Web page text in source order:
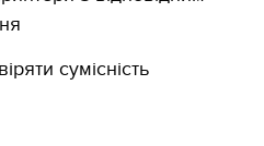
сумісність